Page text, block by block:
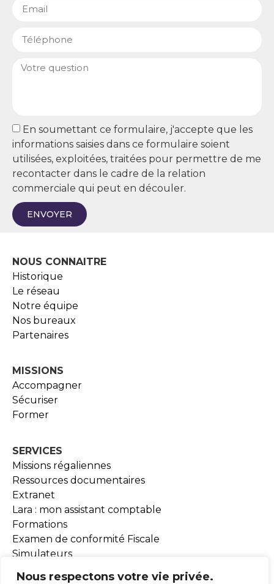
Nous respectons votre vie privée.
En soumettant ce formulaire, j'accepte que les
informations saisies dans ce formulaire soient
utilisées, exploitées, traitées pour permettre de me
recontacter dans le cadre de la relation
commerciale qui peut en découler.
ENVOYER
NOUS CONNAITRE
Historique
Le réseau
Notre équipe
Nos bureaux
Partenaires
MISSIONS
Accompagner
Sécuriser
Former
SERVICES
Missions régaliennes
Ressources documentaires
Extranet
Lara : mon assistant comptable
Formations
Examen de conformité Fiscale
Simulateurs